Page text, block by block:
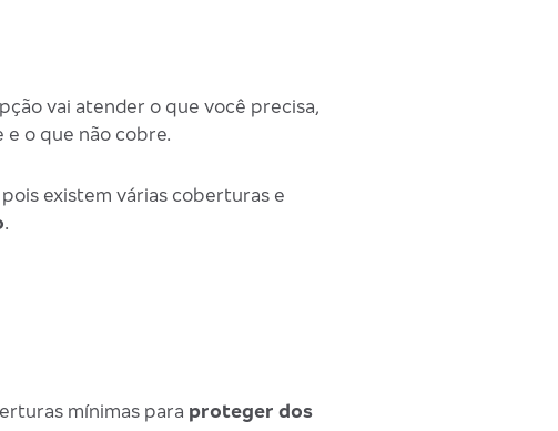
vai atender o que você precisa,
o que não cobre.
existem várias coberturas e
.
mínimas para proteger dos